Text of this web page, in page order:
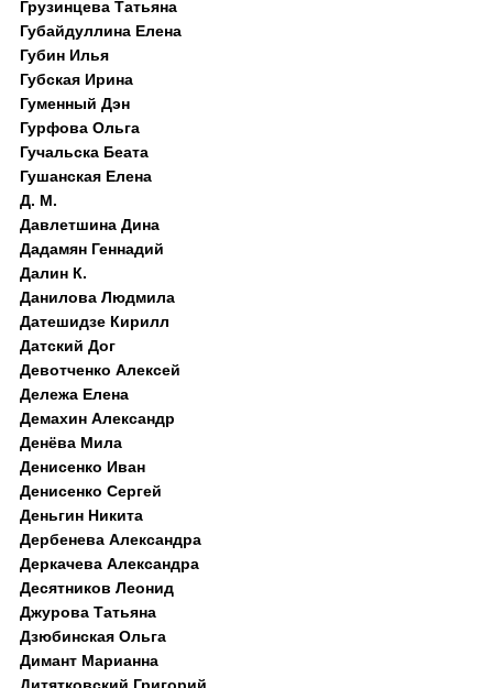
Грузинцева Татьяна
Губайдуллина Елена
Губин Илья
Губская Ирина
Гуменный Дэн
Гурфова Ольга
Гучальска Беата
Гушанская Елена
Д. M.
Давлетшина Дина
Дадамян Геннадий
Далин К.
Данилова Людмила
Датешидзе Кирилл
Датский Дог
Девотченко Алексей
Дележа Елена
Демахин Александр
Денёва Мила
Денисенко Иван
Денисенко Сергей
Деньгин Никита
Дербенева Александра
Деркачева Александра
Десятников Леонид
Джурова Татьяна
Дзюбинская Ольга
Димант Марианна